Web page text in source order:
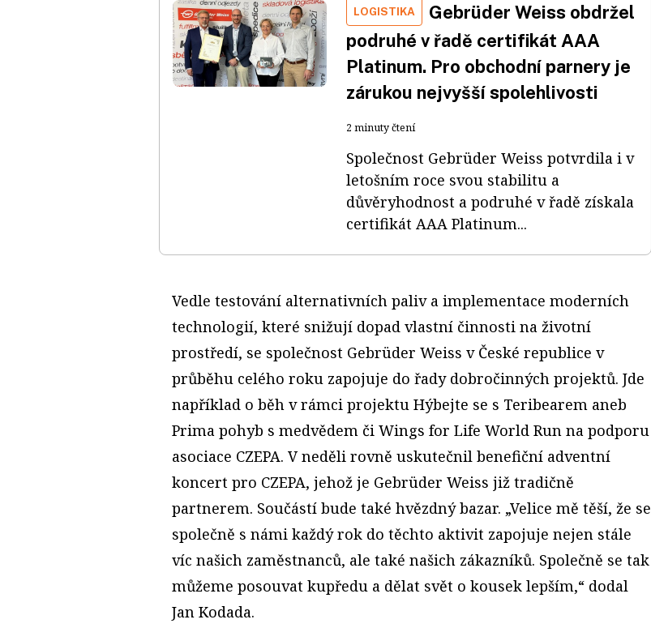
LOGISTIKA
Gebrüder Weiss obdržel
podruhé v řadě certifikát AAA
Platinum. Pro obchodní parnery je
zárukou nejvyšší spolehlivosti
2 minuty čtení
Společnost Gebrüder Weiss potvrdila i v
letošním roce svou stabilitu a
důvěryhodnost a podruhé v řadě získala
certifikát AAA Platinum...
Vedle testování alternativních paliv a implementace moderních
technologií, které snižují dopad vlastní činnosti na životní
prostředí, se společnost Gebrüder Weiss v České republice v
průběhu celého roku zapojuje do řady dobročinných projektů. Jde
například o běh v rámci projektu Hýbejte se s Teribearem aneb
Prima pohyb s medvědem či Wings for Life World Run na podporu
asociace CZEPA. V neděli rovně uskutečnil benefiční adventní
koncert pro CZEPA, jehož je Gebrüder Weiss již tradičně
partnerem. Součástí bude také hvězdný bazar. „Velice mě těší, že se
společně s námi každý rok do těchto aktivit zapojuje nejen stále
víc našich zaměstnanců, ale také našich zákazníků. Společně se tak
můžeme posouvat kupředu a dělat svět o kousek lepším,“ dodal
Jan Kodada.